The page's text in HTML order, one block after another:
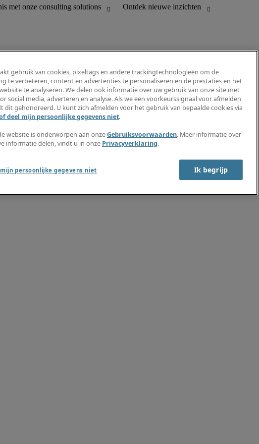
support
Informatiecentrum
Inschrijven nieuwsbrief
Maak een vacaturemelding aan
Jobomschrijvingen
Timesheets
Ontdek nieuwe inzichten
gebruik van cookies, pixeltags en andere trackingtechnologieën om de
te verbeteren, content en advertenties te personaliseren en de prestaties en het
te analyseren. We delen ook informatie over uw gebruik van onze site met
social media, adverteren en analyse. Als we een voorkeurssignaal voor afmelden
dit gehonoreerd. U kunt zich afmelden voor het gebruik van bepaalde cookies via
deel mijn persoonlijke gegevens niet.
website is onderworpen aan onzeGebruiksvoorwaarden. Meer informatie over
informatie delen, vindt u in onze Privacyverklaring.
persoonlijke gegevens niet Ik begrijp